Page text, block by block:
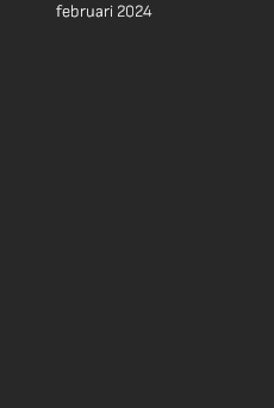
februari 2024